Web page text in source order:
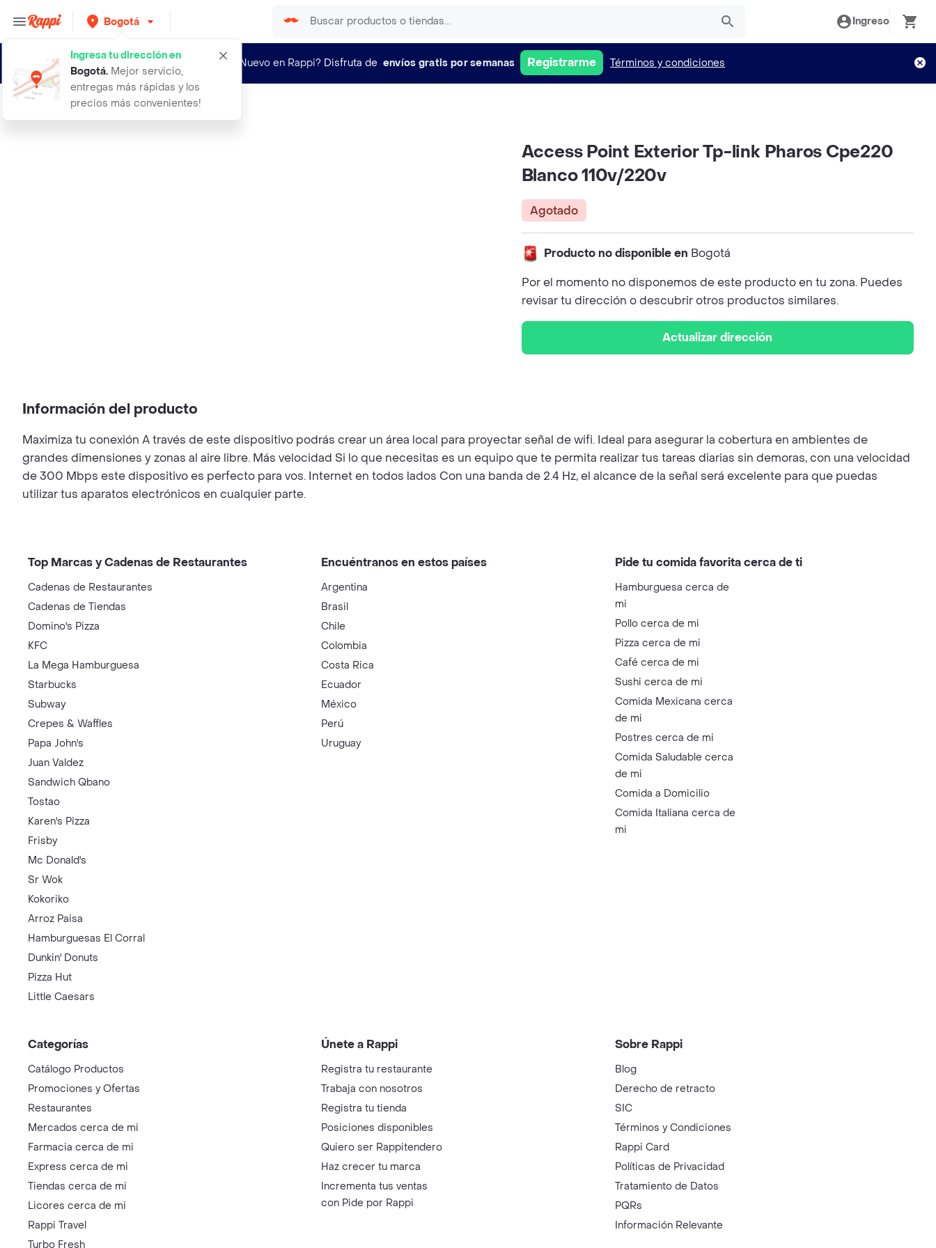
Bogotá
Ingresa tu dirección en
Bogotá. Mejor servicio,
entregas más rápidas y los
precios más convenientes!
Ingreso
¿Nuevo en Rappi? Disfruta de envíos gratis por semanas Registrarme Términos y condiciones
access point exterior tp link pharo
Access Point Exterior Tp-link Pharos Cpe220
Blanco 110v/220v
Agotado
Producto no disponible en Bogotá
Por el momento no disponemos de este producto en tu zona. Puedes
revisar tu dirección o descubrir otros productos similares.
Actualizar dirección
Información del producto
Maximiza tu conexión A través de este dispositivo podrás crear un área local para proyectar señal de wifi. Ideal para asegurar la cobertura en ambientes de
grandes dimensiones y zonas al aire libre. Más velocidad Si lo que necesitas es un equipo que te permita realizar tus tareas diarias sin demoras, con una velocidad
de 300 Mbps este dispositivo es perfecto para vos. Internet en todos lados Con una banda de 2.4 Hz, el alcance de la señal será excelente para que puedas
utilizar tus aparatos electrónicos en cualquier parte.
Top Marcas y Cadenas de Restaurantes
Cadenas de Restaurantes
Cadenas de Tiendas
Domino's Pizza
KFC
La Mega Hamburguesa
Starbucks
Subway
Crepes & Waffles
Papa John's
Juan Valdez
Sandwich Qbano
Tostao
Karen's Pizza
Frisby
Mc Donald's
Sr Wok
Kokoriko
Arroz Paisa
Hamburguesas El Corral
Dunkin' Donuts
Pizza Hut
Little Caesars
Encuéntranos en estos países
Argentina
Brasil
Chile
Colombia
Costa Rica
Ecuador
México
Perú
Uruguay
Pide tu comida favorita cerca de ti
Hamburguesa cerca de
mi
Pollo cerca de mi
Pizza cerca de mi
Café cerca de mi
Sushi cerca de mi
Comida Mexicana cerca
de mi
Postres cerca de mi
Comida Saludable cerca
de mi
Comida a Domicilio
Comida Italiana cerca de
mi
Categorías
Catálogo Productos
Promociones y Ofertas
Restaurantes
Mercados cerca de mi
Farmacia cerca de mi
Express cerca de mi
Tiendas cerca de mi
Licores cerca de mi
Rappi Travel
Turbo Fresh
Únete a Rappi
Registra tu restaurante
Trabaja con nosotros
Registra tu tienda
Posiciones disponibles
Quiero ser Rappitendero
Haz crecer tu marca
Incrementa tus ventas
con Pide por Rappi
Sobre Rappi
Blog
Derecho de retracto
SIC
Términos y Condiciones
Rappi Card
Políticas de Privacidad
Tratamiento de Datos
PQRs
Información Relevante